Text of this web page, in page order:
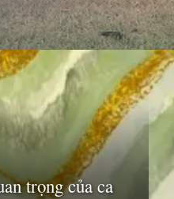
https://susach.edu.vn/ca-dao-tuc-ngu-la-gi
trọng của ca